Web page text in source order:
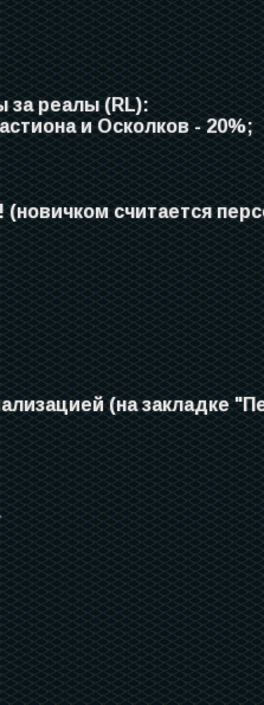
за реалы (RL):
и Осколков - 20%;
(новичком считается
(на закладке